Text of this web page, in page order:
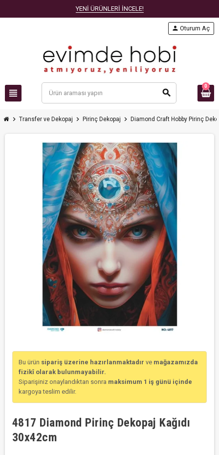
YENİ ÜRÜNLERİ İNCELE!
view_headline search
person Oturum Aç
0
chevron_right Transfer ve Dekopaj chevron_right Pirinç Dekopaj chevron_right Diamond Craft Hobby Pirinç
Bu ürün sipariş üzerine hazırlanmaktadır ve mağazamızda
fizikî olarak bulunmayabilir.
Siparişiniz onaylandıktan sonra maksimum 1 iş günü içinde
kargoya teslim edilir.
4817 Diamond Pirinç Dekopaj Kağıdı
30x42cm